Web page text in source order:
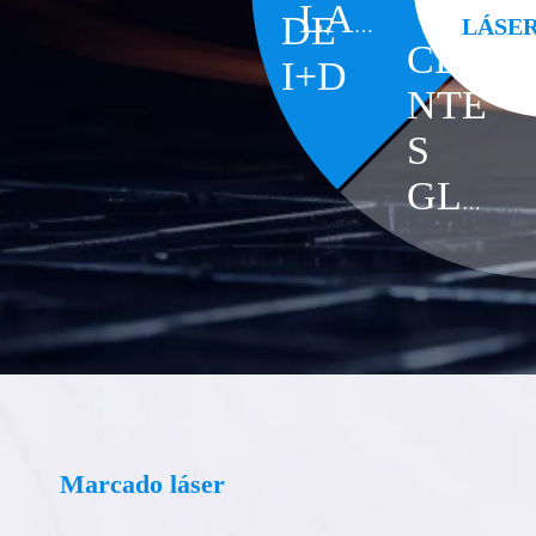
DE
I+D
LA
EMP
A
CLIE
NTE
S
GLO
BAL
ES
Marcado láser